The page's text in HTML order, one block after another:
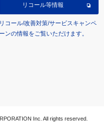
リコール等情報
リコール/改善対策/サービスキャンペ
ーンの情報をご覧いただけます。
Inc. All rights reserved.